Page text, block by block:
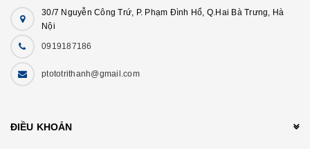
30/7 Nguyễn Công Trứ, P. Phạm Đình Hổ, Q.Hai Bà Trưng, Hà
Nội
0919187186
ptototrithanh@gmail.com
ĐIỀU KHOẢN